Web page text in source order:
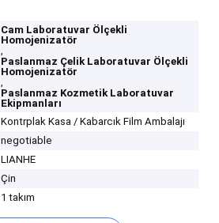
Cam Laboratuvar Ölçekli
Homojenizatör
,
Paslanmaz Çelik Laboratuvar Ölçekli
Homojenizatör
,
Paslanmaz Kozmetik Laboratuvar
Ekipmanları
Kontrplak Kasa / Kabarcık Film Ambalajı
negotiable
LIANHE
Çin
1 takım